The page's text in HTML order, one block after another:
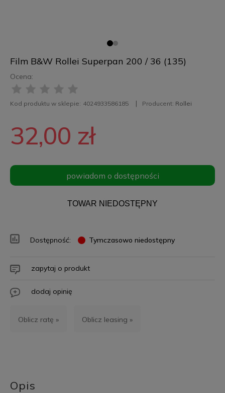
Film B&W Rollei Superpan 200 / 36 (135)
Ocena:
Kod produktu w sklepie: 4024933586185 Producent: Rollei
32,00 zł
powiadom o dostępności
TOWAR NIEDOSTĘPNY
Dostępność: Tymczasowo niedostępny
zapytaj o produkt
dodaj opinię
Oblicz ratę » Oblicz leasing »
Opis